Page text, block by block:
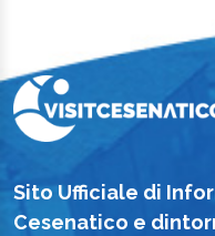
Sito Ufficiale di
Cesenatico e